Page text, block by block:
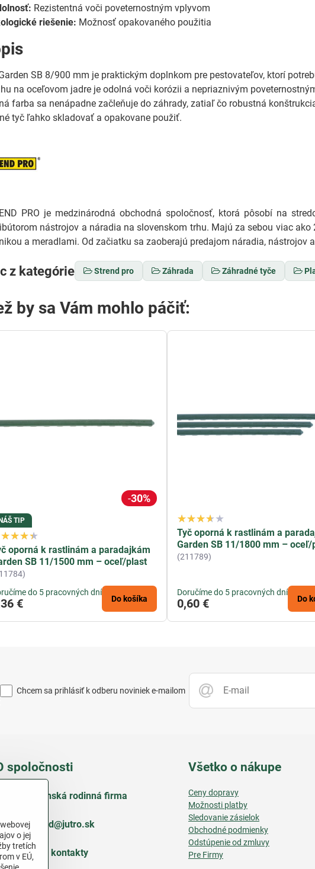
Rezistentná voči poveternostným vplyvom
riešenie: Možnosť opakovaného použitia
SB 8/900 mm je praktickým doplnkom pre pestovateľov, ktorí
na oceľovom jadre je odolná voči korózii a nepriaznivým
farba sa nenápadne začleňuje do záhrady, zatiaľ čo robustná
tyč ľahko skladovať a opakovane použiť.
PRO je medzinárodná obchodná spoločnosť, ktorá pôsobí na
nástrojov a náradia na slovenskom trhu. Majú za sebou viac
a meradlami. Od začiatku sa zaoberajú predajom náradia, nástrojov
z kategórie Strend pro Záhrada Záhradné tyče
by sa Vám mohlo páčiť:
30%
NÁŠ TIP
oporná k rastlinám a paradajkám
SB 11/1500 mm – oceľ/plast
do 5 pracovných dní
€ Do košíka
Tyč oporná k rastlinám a
Garden SB 11/1800 mm – oceľ/
(211789)
Doručíme do 5 pracovných dní
0,60 € Do
Chcem sa prihlásiť k odberu noviniek e-mailom
spoločnosti
Slovenská rodinná firma
obchod​@jutro​.sk
Ďalšie kontakty
Všetko o nákupe
Ceny dopravy
Možnosti platby
Sledovanie zásielok
Obchodné podmienky
Odstúpenie od zmluvy
Pre Firmy
o jej
tretích
v EÚ,